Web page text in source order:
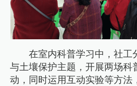
在室内科普学习中，社工
与土壤保护主题，开展两场科
动，同时运用互动实验等方法